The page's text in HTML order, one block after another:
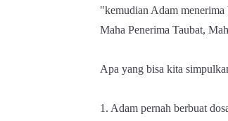
"kemudian Adam
Maha Penerima Taubat,
Apa yang bisa kita
1. Adam pernah berbuat